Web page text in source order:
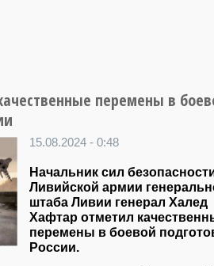
перемены в
15.08.2024 - 0:48
Начальник сил
Ливийской армии
штаба Ливии генерал Халед
Хафтар отметил
перемены в боевой
России.